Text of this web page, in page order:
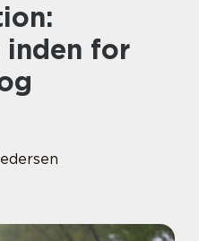
inden for